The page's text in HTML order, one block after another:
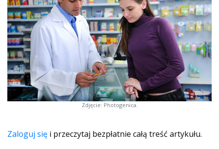
Zdjęcie: Photogenica.
Zaloguj się i przeczytaj bezpłatnie całą treść artykułu.